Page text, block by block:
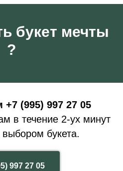
букет мечты
?
(995) 997 27 05
в течение 2-ух минут
букета.
997 27 05